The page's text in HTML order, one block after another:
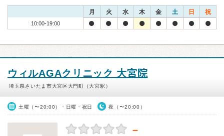
月 火 水 木 金 土 日 祝
10:00-19:00
ウィルAGAクリニック 大宮院
埼玉県さいたま市大宮区大門町（大宮駅）
土曜（〜20:00）・日曜・祝日 夜（〜20:00）
－